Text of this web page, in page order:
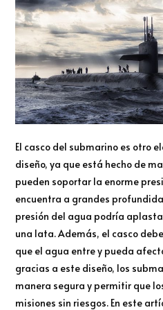
El casco del submarino es otro
diseño, ya que está hecho de
pueden soportar la enorme
encuentra a grandes
presión del agua podría
una lata. Además, el casco
que el agua entre y pueda
gracias a este diseño, los
manera segura y permitir que
misiones sin riesgos. En este